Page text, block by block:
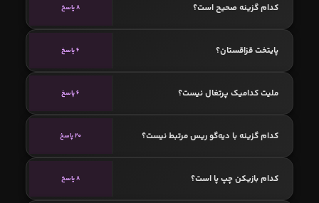
کدام گزینه صحیح است؟ 8 پاسخ
پایتخت قزاقستان؟ 6 پاسخ
ملیت کدامیک پرتغال نیست؟ 6 پاسخ
کدام گزینه با دیه‌گو ریس مرتبط نیست؟ 20 پاسخ
کدام بازیکن چپ پا است؟ 8 پاسخ